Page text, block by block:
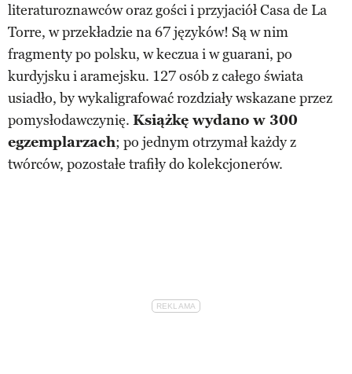
literaturoznawców oraz gości i przyjaciół Casa de La
Torre, w przekładzie na 67 języków! Są w nim
fragmenty po polsku, w keczua i w guarani, po
kurdyjsku i aramejsku. 127 osób z całego świata
usiadło, by wykaligrafować rozdziały wskazane przez
pomysłodawczynię. Książkę wydano w 300
egzemplarzach; po jednym otrzymał każdy z
twórców, pozostałe trafiły do kolekcjonerów.